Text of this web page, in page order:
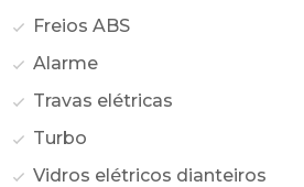
Freios ABS
Alarme
Travas elétricas
Turbo
Vidros elétricos dianteiros